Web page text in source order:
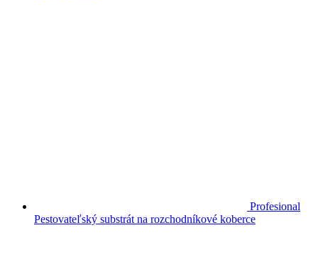
Profesional
Pestovateľský substrát na rozchodníkové koberce